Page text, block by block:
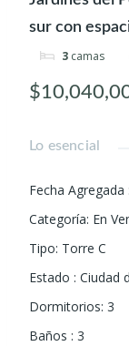
sur con
3 camas
Lo esencial
Fecha Agregada
Categoría: En
Tipo: Torre C
Estado : Ciudad
Dormitorios: 3
Baños : 3